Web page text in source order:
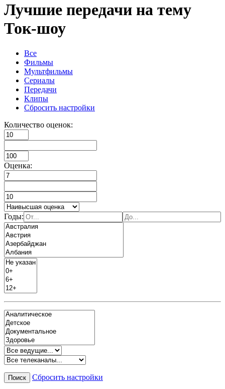
Лучшие передачи на тему
Ток-шоу
Все
Фильмы
Мультфильмы
Сериалы
Передачи
Клипы
Сбросить настройки
Количество оценок:
Оценка:
Годы:
Поиск Сбросить настройки